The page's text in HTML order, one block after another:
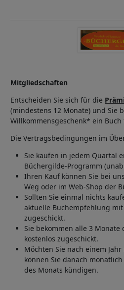
Mitgliedschaften
Entscheiden Sie sich für die
(mindestens 12 Monate) und Sie
Willkommensgeschenk* ein
Die Vertragsbedingungen im
Sie kaufen in jedem Quartal
Büchergilde-Programm
Ihren Kauf können Sie bei
Weg oder im Web-Shop der
Sollten Sie einmal nichts
aktuelle Buchempfehlung
zugeschickt.
Sie bekommen alle 3
kostenlos zugeschickt.
Möchten Sie nach einem
können Sie danach
des Monats kündigen.